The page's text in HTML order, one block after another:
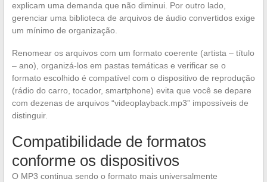
explicam uma demanda que não diminui. Por outro lado,
gerenciar uma biblioteca de arquivos de áudio convertidos exige
um mínimo de organização.
Renomear os arquivos com um formato coerente (artista – título
– ano), organizá-los em pastas temáticas e verificar se o
formato escolhido é compatível com o dispositivo de reprodução
(rádio do carro, tocador, smartphone) evita que você se depare
com dezenas de arquivos “videoplayback.mp3” impossíveis de
distinguir.
Compatibilidade de formatos
conforme os dispositivos
O MP3 continua sendo o formato mais universalmente